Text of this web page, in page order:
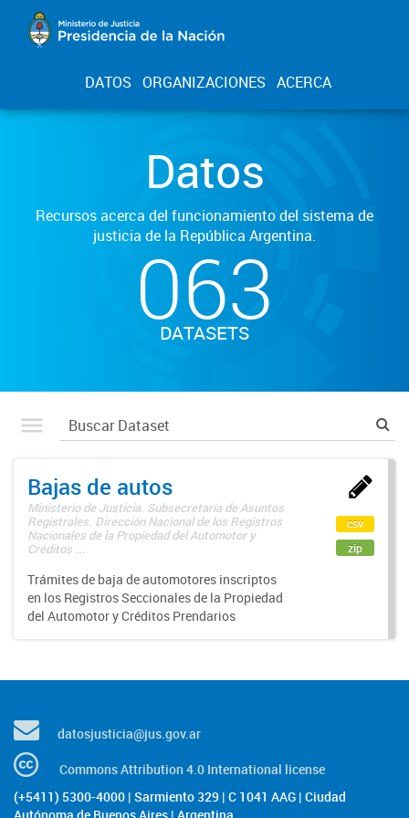
DATOS ORGANIZACIONES ACERCA
Datos
Recursos acerca del funcionamiento del sistema de
justicia de la República Argentina.
063
DATASETS
Bajas de autos
Ministerio de Justicia. Subsecretaría de Asuntos
Registrales. Dirección Nacional de los Registros
Nacionales de la Propiedad del Automotor y
Créditos ...
Trámites de baja de automotores inscriptos
en los Registros Seccionales de la Propiedad
del Automotor y Créditos Prendarios
csv
zip
datosjusticia@jus.gov.ar
Commons Attribution 4.0 International license
(+5411) 5300-4000 | Sarmiento 329 | C 1041 AAG | Ciudad